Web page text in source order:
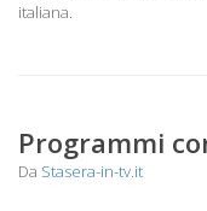
italiana.
Programmi
Da Stasera-in-tv.it